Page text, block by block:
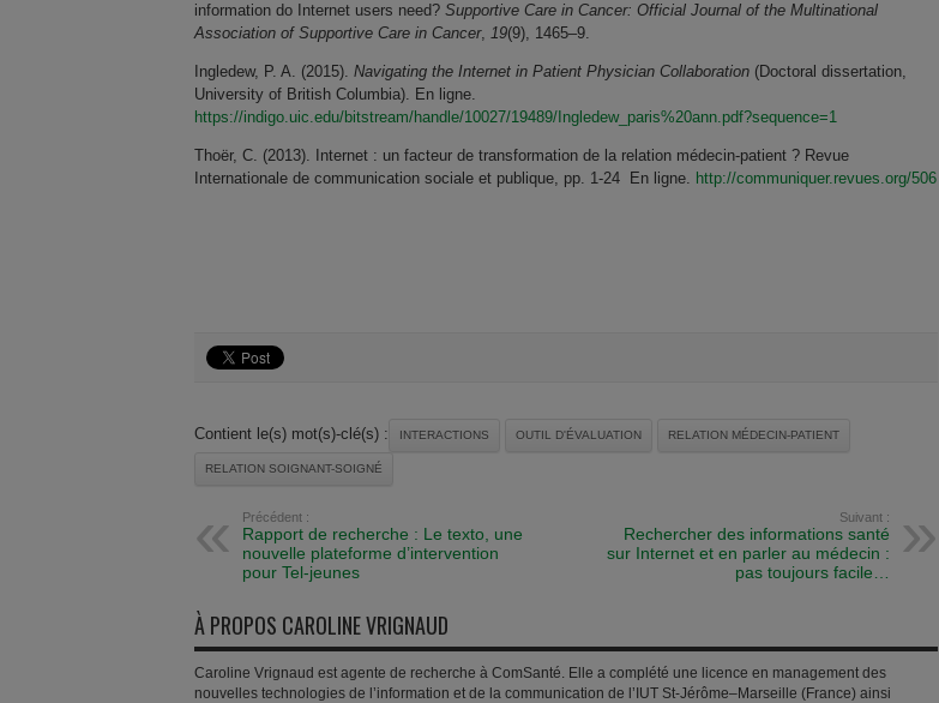
information do Internet users need? Supportive Care in Cancer: Official Journal of the Multinational
Association of Supportive Care in Cancer, 19(9), 1465–9.
Ingledew, P. A. (2015). Navigating the Internet in Patient Physician Collaboration (Doctoral dissertation,
University of British Columbia). En ligne.
https://indigo.uic.edu/bitstream/handle/10027/19489/Ingledew_paris%20ann.pdf?sequence=1
Thoër, C. (2013). Internet : un facteur de transformation de la relation médecin-patient ? Revue
Internationale de communication sociale et publique, pp. 1-24 En ligne. http://communiquer.revues.org/506
Contient le(s) mot(s)-clé(s) : INTERACTIONS OUTIL D'ÉVALUATION RELATION MÉDECIN-PATIENT
RELATION SOIGNANT-SOIGNÉ
Précédent :
Rapport de recherche : Le texto, une
nouvelle plateforme d’intervention
pour Tel-jeunes
Suivant :
Rechercher des informations santé
sur Internet et en parler au médecin :
pas toujours facile…
À PROPOS CAROLINE VRIGNAUD
Caroline Vrignaud est agente de recherche à ComSanté. Elle a complété une licence en management des
nouvelles technologies de l’information et de la communication de l’IUT St-Jérôme–Marseille (France) ainsi